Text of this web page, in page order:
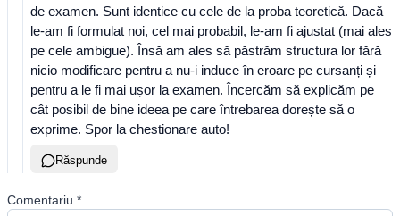
de examen. Sunt identice cu cele de la proba teoretică. Dacă
le-am fi formulat noi, cel mai probabil, le-am fi ajustat (mai ales
pe cele ambigue). Însă am ales să păstrăm structura lor fără
nicio modificare pentru a nu-i induce în eroare pe cursanți și
pentru a le fi mai ușor la examen. Încercăm să explicăm pe
cât posibil de bine ideea pe care întrebarea dorește să o
exprime. Spor la chestionare auto!
Răspunde
Comentariu *